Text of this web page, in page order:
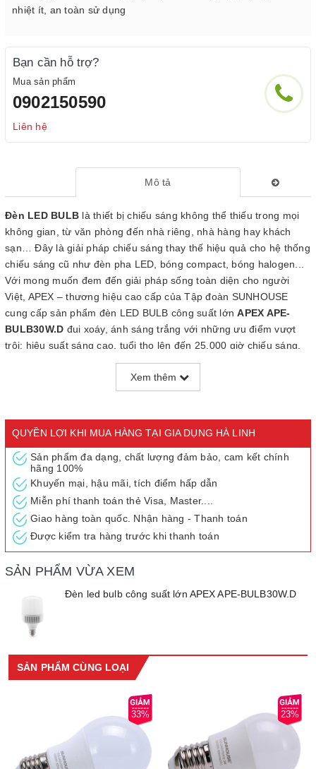
nhiệt ít, an toàn sử dụng
Bạn cần hỗ trợ?
Mua sản phẩm
0902150590
Liên hệ
Mô tả
Đèn LED BULB là thiết bị chiếu sáng không thể thiếu trong mọi
không gian, từ văn phòng đến nhà riêng, nhà hàng hay khách
sạn… Đây là giải pháp chiếu sáng thay thế hiệu quả cho hệ thống
chiếu sáng cũ như đèn pha LED, bóng compact, bóng halogen...
Với mong muốn đem đến giải pháp sống toàn diện cho người
Việt, APEX – thương hiệu cao cấp của Tập đoàn SUNHOUSE
cung cấp sản phẩm đèn LED BULB công suất lớnAPEX APE-
BULB30W.D đui xoáy, ánh sáng trắng với những ưu điểm vượt
trội: hiệu suất sáng cao, tuổi thọ lên đến 25.000 giờ chiếu sáng,
tiết kiệm điện năng hay an toàn khi sử dụng…
Bóng đèn LED BULB công suất lớn APEX APE-BULB30W.D có
gắn đui đèn.
Xem thêm
QUYỀN LỢI KHI MUA HÀNG TẠI GIA DỤNG HÀ LINH
Sản phẩm đa dạng, chất lượng đảm bảo, cam kết chính
hãng 100%
Khuyến mại, hậu mãi, tích điểm hấp dẫn
Miễn phí thanh toán thẻ Visa, Master....
Giao hàng toàn quốc. Nhận hàng - Thanh toán
Được kiểm tra hàng trước khi thanh toán
SẢN PHẨM VỪA XEM
Đèn led bulb công suất lớn APEX APE-BULB30W.D
SẢN PHẨM CÙNG LOẠI
33% 23%